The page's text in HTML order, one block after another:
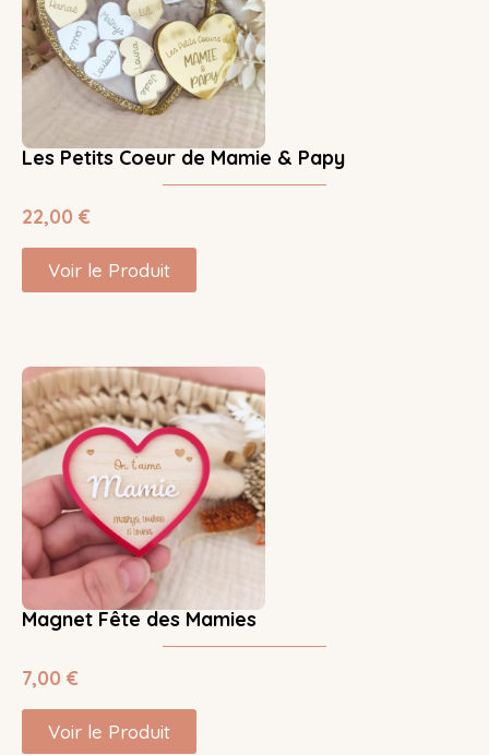
Les Petits Coeur de Mamie & Papy
22,00 €
Voir le Produit
Magnet Fête des Mamies
7,00 €
Voir le Produit